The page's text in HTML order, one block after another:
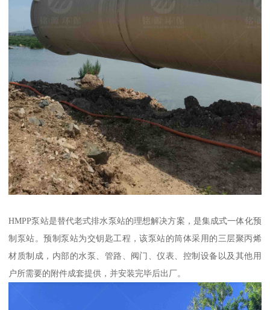
HMPP泵站是替代老式排水泵站的理想解决方案，是集成式一体化预
制泵站。预制泵站为交钥匙工程，该泵站的筒体采用的三层聚丙烯
材质制成，内部的水泵、管路、阀门、仪表、控制设备以及其他用
户所需要的附件成套提供，并安装完毕后出厂。